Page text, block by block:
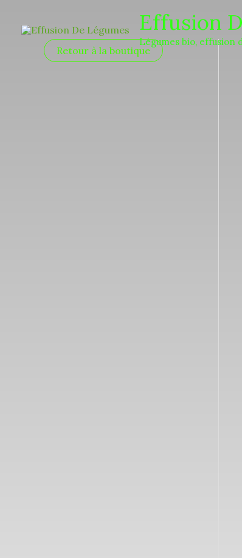
Effusion
Légumes bio, effusion
Retour à la boutique